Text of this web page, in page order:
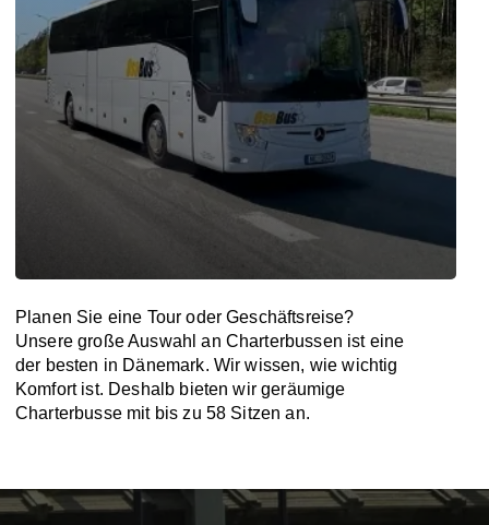
Planen Sie eine Tour oder Geschäftsreise?
Unsere große Auswahl an Charterbussen ist eine
der besten in Dänemark. Wir wissen, wie wichtig
Komfort ist. Deshalb bieten wir geräumige
Charterbusse mit bis zu 58 Sitzen an.